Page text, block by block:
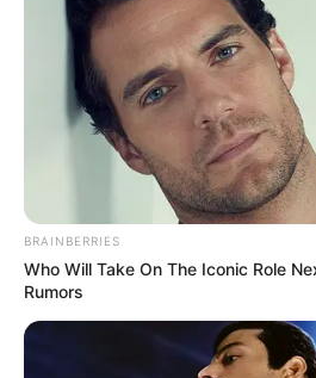
BRAINBERRIES
Who Will Take On The Iconic Role
Rumors